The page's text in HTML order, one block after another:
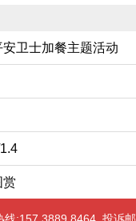
安卫士加餐主题活动
赏